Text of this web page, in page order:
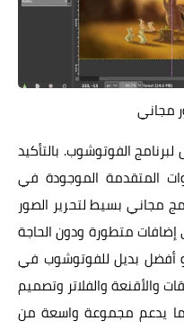
مجاني
الفوتوشوب. بالتأكيد
المتقدمة الموجودة في
مجاني بسيط لتحرير الصور
إضافات متطورة ودون الحاجة
أفضل بديل للفوتوشوب في
والأقنعة والفلاتر وتصميم
كما يدعم مجموعة واسعة من